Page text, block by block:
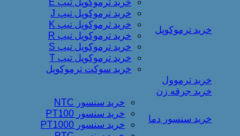
خرید ترموکوپل
خرید ترموکوپل تیپ J
خرید ترموکوپل تیپ K
خرید ترموکوپل تیپ R
خرید ترموکوپل تیپ S
خرید ترموکوپل تیپ T
خرید سوکت ترموکوپل
خرید ترموول
خرید جرقه زن
خرید سنسور دما
خرید سنسور NTC
خرید سنسور PT100
خرید سنسور PT1000